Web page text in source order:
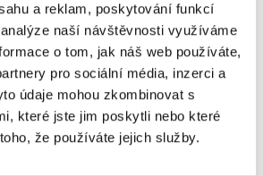
a reklam, poskytování funkcí
naší návštěvnosti využíváme
o tom, jak náš web používáte,
pro sociální média, inzerci a
údaje mohou zkombinovat s
které jste jim poskytli nebo které
že používáte jejich služby.
Smíchov, Praha 5
Praha 5 - Anděl
od 09:00
Brno